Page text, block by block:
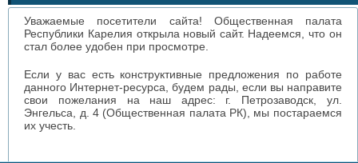
Уважаемые посетители сайта! Общественная палата
Республики Карелия открыла новый сайт. Надеемся, что он
стал более удобен при просмотре.
Если у вас есть конструктивные предложения по работе
данного Интернет-ресурса, будем рады, если вы направите
свои пожелания на наш адрес: г. Петрозаводск, ул.
Энгельса, д. 4 (Общественная палата РК), мы постараемся
их учесть.